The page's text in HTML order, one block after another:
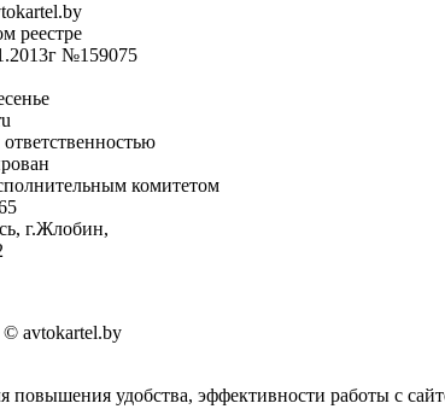
реестре
№159075
комитетом
г.Жлобин,
avtokartel.by
удобства, эффективности работы с